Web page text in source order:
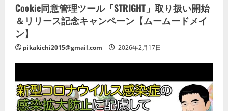
Cookie同意管理ツール「STRIGHT」取り扱い開始
＆リリース記念キャンペーン【ムームードメイ
ン】
pikakichi2015@gmail.com 2026年2月17日